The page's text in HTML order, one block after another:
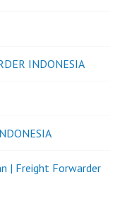
INDONESIA
| Freight Forwarder